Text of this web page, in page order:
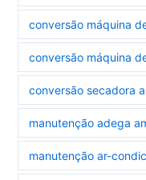
conversão máquina
conversão máquina
conversão secadora
manutenção adega
manutenção ar-